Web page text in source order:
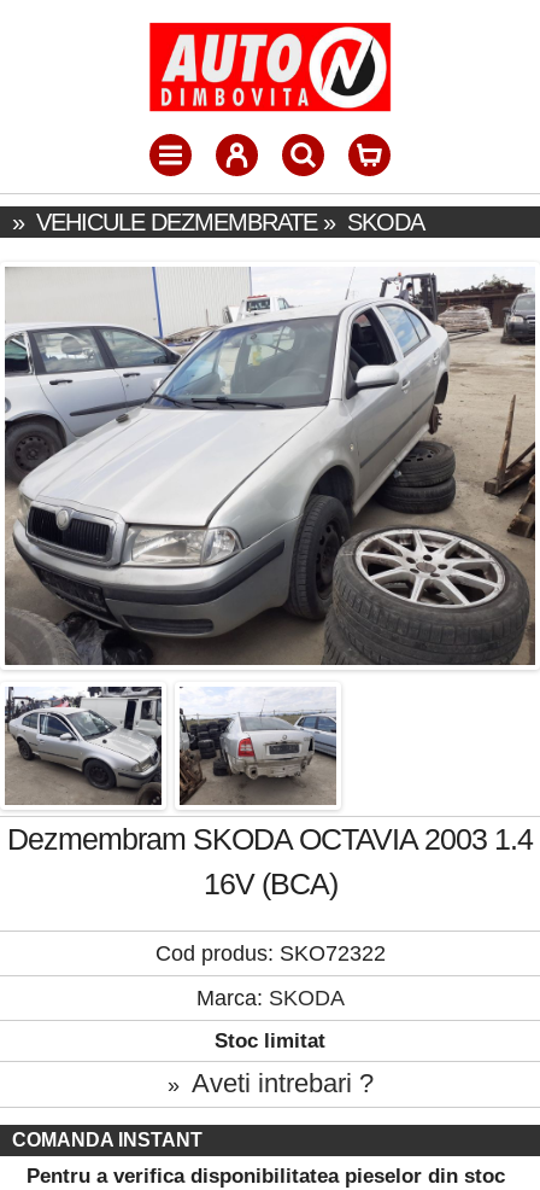
» VEHICULE DEZMEMBRATE» SKODA
Dezmembram SKODA OCTAVIA 2003 1.4
16V (BCA)
Cod produs: SKO72322
Marca: SKODA
Stoc limitat
» Aveti intrebari ?
COMANDA INSTANT
Pentru a verifica disponibilitatea pieselor din stoc